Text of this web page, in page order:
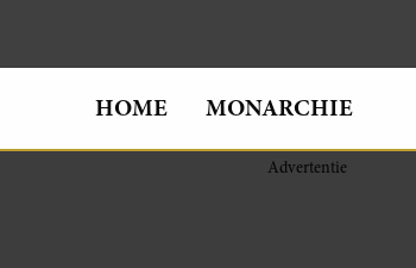
HOME MONARCHIE